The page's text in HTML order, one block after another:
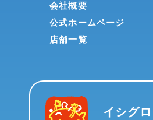
会社概要
公式ホームページ
店舗一覧
イシグ